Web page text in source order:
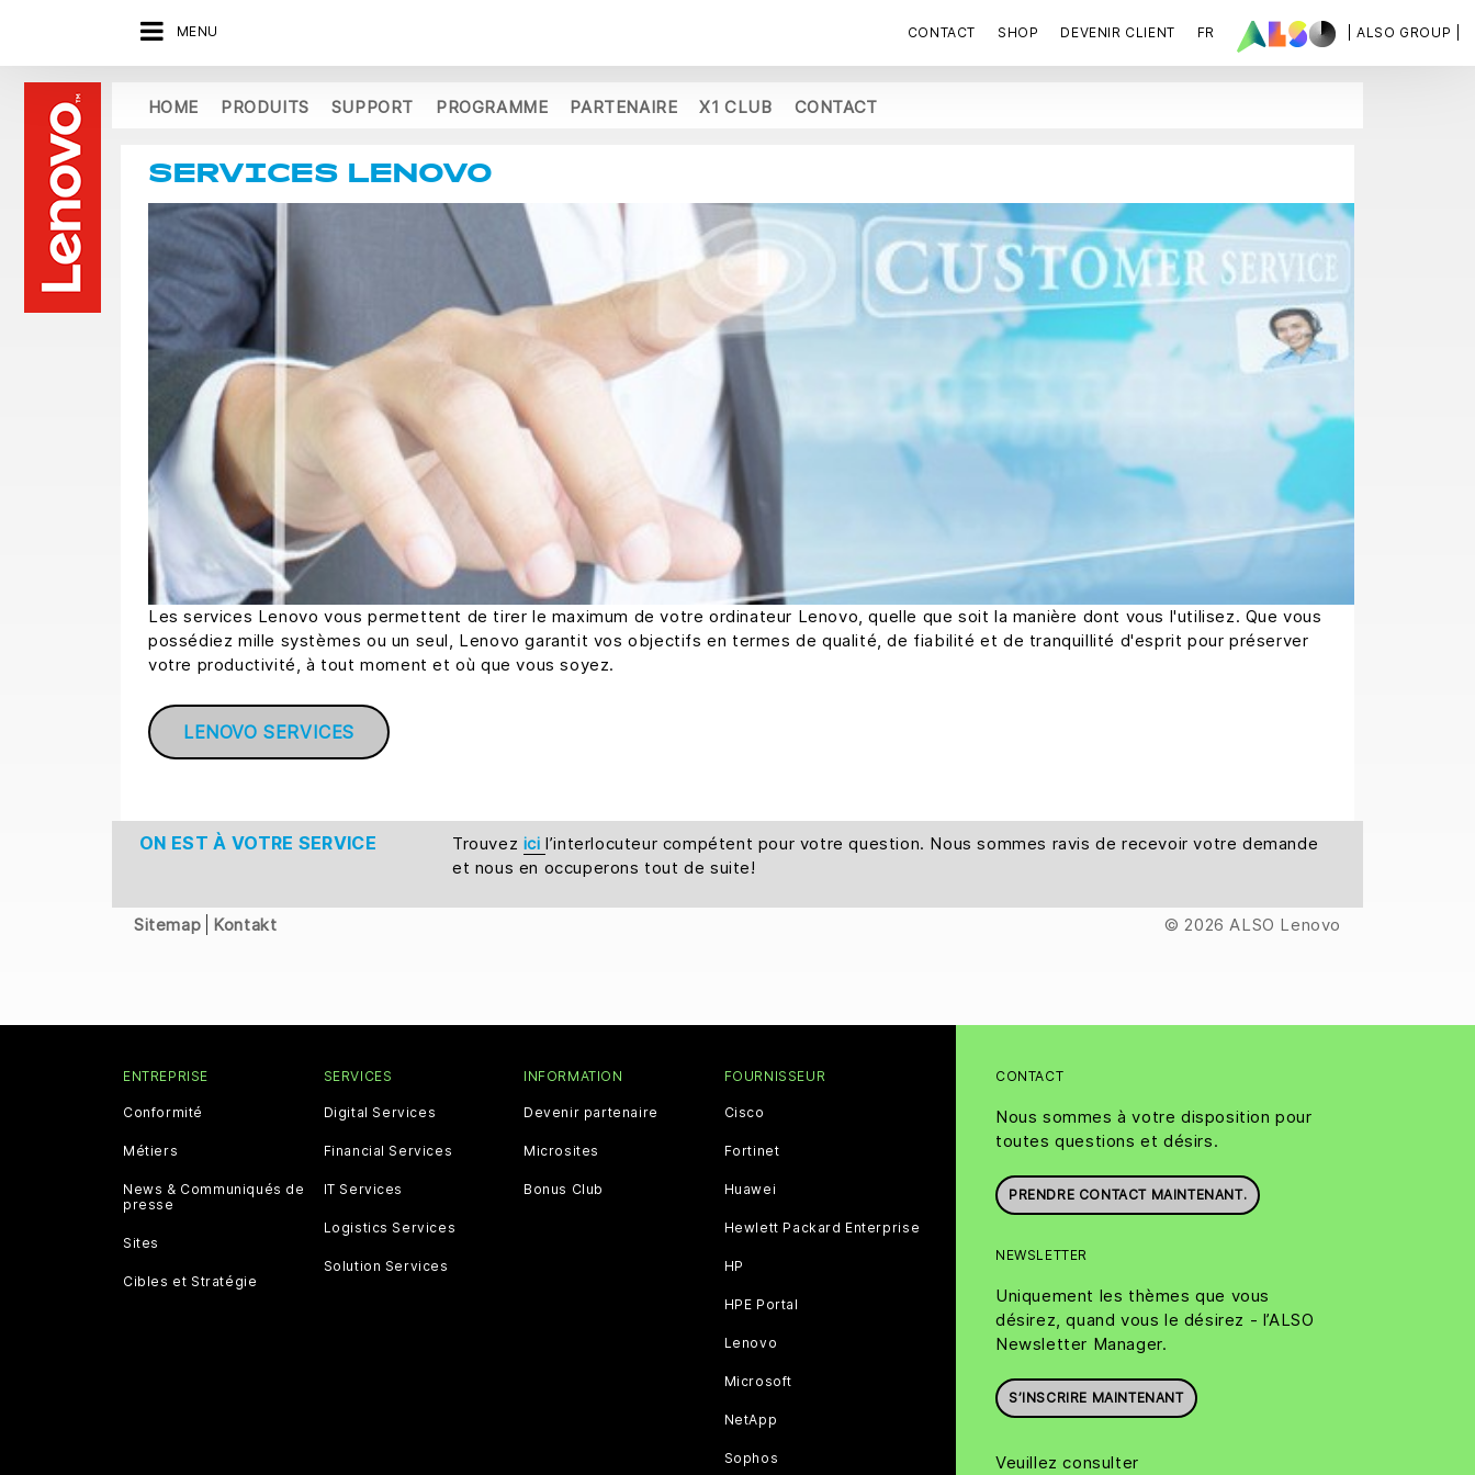
MENU | ALSO GROUP |
CONTACT SHOP DEVENIR CLIENT FR
HOME PRODUITS SUPPORT PROGRAMME PARTENAIRE X1 CLUB CONTACT
SERVICES LENOVO
Les services Lenovo vous permettent de tirer le maximum de votre ordinateur Lenovo, quelle que soit la manière dont vous l'utilisez. Que vous
possédiez mille systèmes ou un seul, Lenovo garantit vos objectifs en termes de qualité, de fiabilité et de tranquillité d'esprit pour préserver
votre productivité, à tout moment et où que vous soyez.
LENOVO SERVICES
ON EST À VOTRE SERVICE Trouvez icil’interlocuteur compétent pour votre question. Nous sommes ravis de recevoir votre demande
et nous en occuperons tout de suite!
Sitemap Kontakt © 2026 ALSO Lenovo
CONTACT
Nous sommes à votre disposition pour
toutes questions et désirs.
PRENDRE CONTACT MAINTENANT.
NEWSLETTER
Uniquement les thèmes que vous
désirez, quand vous le désirez - l’ALSO
Newsletter Manager.
S’INSCRIRE MAINTENANT
Veuillez consulter
ENTREPRISE
Conformité
Métiers
News & Communiqués de
presse
Sites
Cibles et Stratégie
SERVICES
Digital Services
Financial Services
IT Services
Logistics Services
Solution Services
INFORMATION
Devenir partenaire
Microsites
Bonus Club
FOURNISSEUR
Cisco
Fortinet
Huawei
Hewlett Packard Enterprise
HP
HPE Portal
Lenovo
Microsoft
NetApp
Sophos